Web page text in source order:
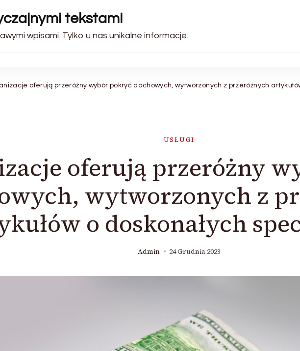
tekstami
wpisami. Tylko u nas unikalne informacje.
oferują przeróżny wybór pokryć dachowych, wytworzonych z przeróżnych
USŁUGI
oferują przeróżny
wytworzonych z
o doskonałych
Admin 24 Grudnia 2023